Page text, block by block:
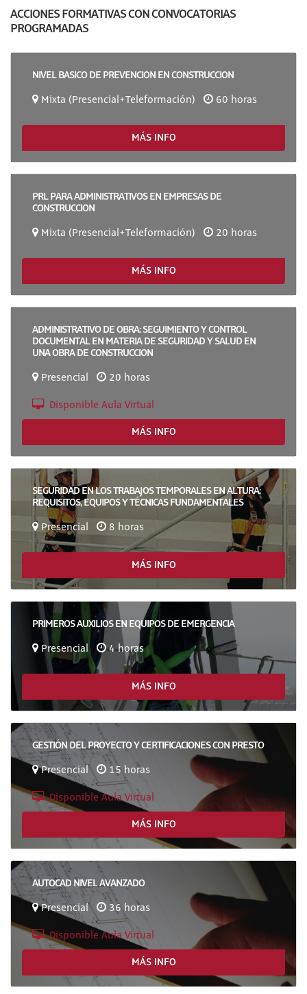
ACCIONES FORMATIVAS CON CONVOCATORIAS
PROGRAMADAS
NIVEL BASICO DE PREVENCION EN CONSTRUCCION
Mixta (Presencial+Teleformación) 60 horas
MÁS INFO
PRL PARA ADMINISTRATIVOS EN EMPRESAS DE
CONSTRUCCION
Mixta (Presencial+Teleformación) 20 horas
MÁS INFO
ADMINISTRATIVO DE OBRA: SEGUIMIENTO Y CONTROL
DOCUMENTAL EN MATERIA DE SEGURIDAD Y SALUD EN
UNA OBRA DE CONSTRUCCION
Presencial 20 horas
Disponible Aula Virtual
MÁS INFO
SEGURIDAD EN LOS TRABAJOS TEMPORALES EN ALTURA:
REQUISITOS, EQUIPOS Y TÉCNICAS FUNDAMENTALES
Presencial 8 horas
MÁS INFO
PRIMEROS AUXILIOS EN EQUIPOS DE EMERGENCIA
Presencial 4 horas
MÁS INFO
GESTIÓN DEL PROYECTO Y CERTIFICACIONES CON PRESTO
Presencial 15 horas
Disponible Aula Virtual
MÁS INFO
AUTOCAD NIVEL AVANZADO
Presencial 36 horas
Disponible Aula Virtual
MÁS INFO